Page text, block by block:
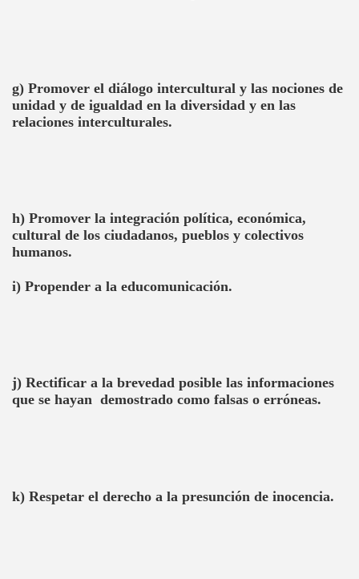
g) Promover el diálogo intercultural y las nociones de
unidad y de igualdad en la diversidad y en las
relaciones interculturales.
h) Promover la integración política, económica,
cultural de los ciudadanos, pueblos y colectivos
humanos.
i) Propender a la educomunicación.
j) Rectificar a la brevedad posible las informaciones
que se hayan demostrado como falsas o erróneas.
k) Respetar el derecho a la presunción de inocencia.